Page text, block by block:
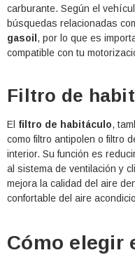
carburante. Según el
búsquedas relacionadas
gasoil, por lo que es
compatible con tu
Filtro de
El filtro de habitáculo,
como filtro antipolen o filtro
interior. Su función es
al sistema de ventilación y
mejora la calidad del aire
confortable del aire
Cómo elegir